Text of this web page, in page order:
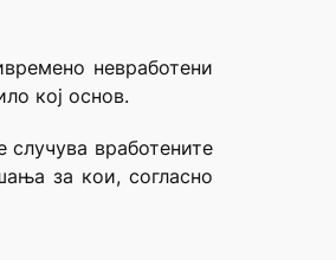
невработени
кој основ.
вработените
за кои, согласно